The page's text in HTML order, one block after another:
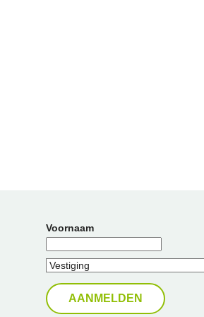
Voornaam